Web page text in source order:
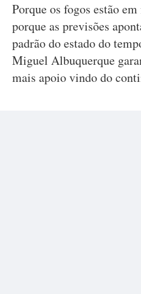
Porque os fogos estão
porque as previsões
padrão do estado do
Miguel Albuquerque
mais apoio vindo do